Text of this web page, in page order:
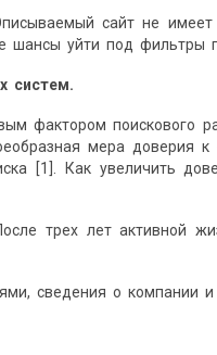
сайт не
шансы уйти под фильтры
систем.
фактором поискового
мера доверия к
[1]. Как увеличить
трех лет активной
сведения о компании и